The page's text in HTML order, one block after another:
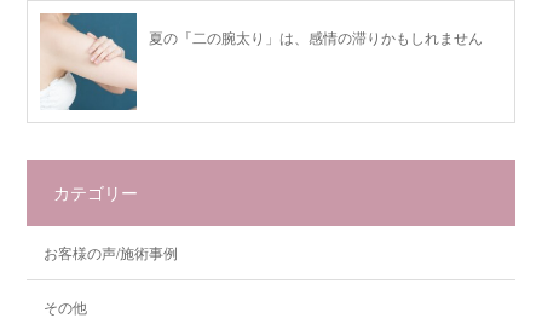
夏の「二の腕太り」は、感情の滞りかもしれません
カテゴリー
お客様の声/施術事例
その他